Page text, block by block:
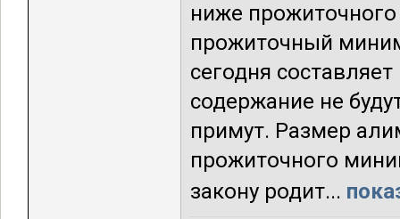
ниже
прожиточный
сегодня
содержание не
примут. Размер
прожиточного
закону родит...